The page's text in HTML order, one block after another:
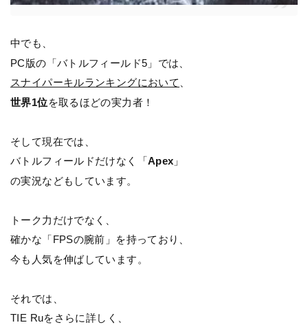
中でも、
PC版の「バトルフィールド5」では、
スナイパーキルランキングにおいて
世界1位を取るほどの実力者！
そして現在では、
バトルフィールドだけなく「Apex 」
の実況などもしています。
トーク力だけでなく、
確かな「FPSの腕前」を持っており、
今も人気を伸ばしています。
それでは、
TIE Ruをさらに詳しく、